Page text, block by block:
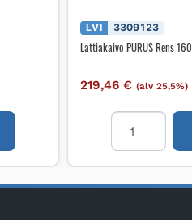
LVI 3309123
Lattiakaivo PURUS Rens 160
219,46€ (alv 25,5%)
Lattiakaivo
PURUS
Rens
määrä